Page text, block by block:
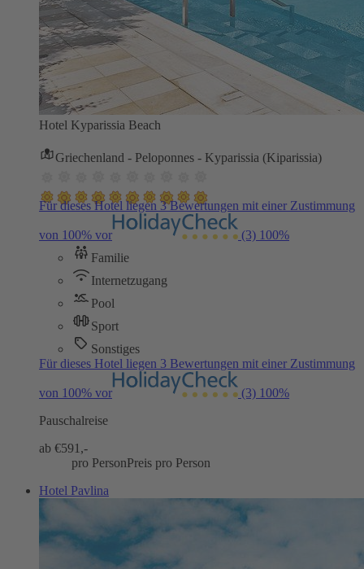
Hotel Kyparissia Beach
Griechenland - Peloponnes - Kyparissia (Kiparissia)
Für dieses Hotel liegen 3 Bewertungen mit einer Zustimmung
von 100% vor (3) 100%
Familie
Internetzugang
Pool
Sport
Sonstiges
Für dieses Hotel liegen 3 Bewertungen mit einer Zustimmung
von 100% vor (3) 100%
Pauschalreise
ab €591,-
pro PersonPreis pro Person
Hotel Pavlina